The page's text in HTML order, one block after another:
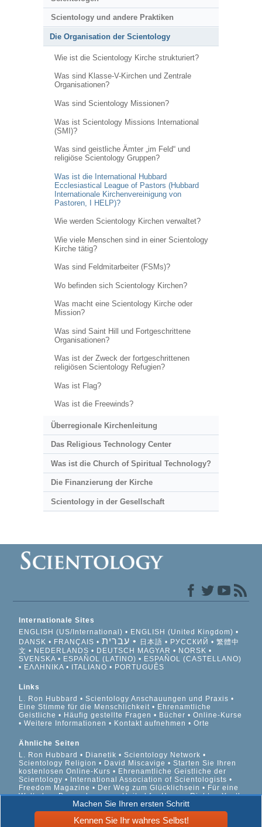
Scientology und andere Praktiken
Die Organisation der Scientology
Wie ist die Scientology Kirche strukturiert?
Was sind Klasse-V-Kirchen und Zentrale
Organisationen?
Was sind Scientology Missionen?
Was ist Scientology Missions International
(SMI)?
Was sind geistliche Ämter „im Feld“ und
religiöse Scientology Gruppen?
Was ist die International Hubbard
Ecclesiastical League of Pastors (Hubbard
Internationale Kirchenvereinigung von
Pastoren, I HELP)?
Wie werden Scientology Kirchen verwaltet?
Wie viele Menschen sind in einer Scientology
Kirche tätig?
Was sind Feldmitarbeiter (FSMs)?
Wo befinden sich Scientology Kirchen?
Was macht eine Scientology Kirche oder
Mission?
Was sind Saint Hill und Fortgeschrittene
Organisationen?
Was ist der Zweck der fortgeschrittenen
religiösen Scientology Refugien?
Was ist Flag?
Was ist die Freewinds?
Überregionale Kirchenleitung
Das Religious Technology Center
Was ist die Church of Spiritual Technology?
Die Finanzierung der Kirche
Scientology in der Gesellschaft
Machen Sie Ihren ersten Schritt
Kennen Sie Ihr wahres Selbst!
Internationale Sites
ENGLISH (US/International)
ENGLISH (United Kingdom)
DANSK
FRANÇAIS עברית 日本語 РУССКИЙ
繁體中
文
NEDERLANDS DEUTSCH MAGYAR
NORSK
SVENSKA
ESPAÑOL (LATINO)
ESPAÑOL (CASTELLANO)
ΕΛΛΗΝΙΚA
ITALIANO PORTUGUÊS
Links
L. Ron Hubbard
Scientology Anschauungen und Praxis
Eine Stimme für die Menschlichkeit
Ehrenamtliche
Geistliche
Häufig gestellte Fragen Bücher
Online-Kurse
Weitere Informationen
Kontakt aufnehmen Orte
Ähnliche Seiten
L. Ron Hubbard
Dianetik
Scientology Network
Scientology Religion
David Miscavige
Starten Sie Ihren
kostenlosen Online-Kurs
Ehrenamtliche Geistliche der
Scientology
International Association of Scientologists
Freedom Magazine
Der Weg zum Glücklichsein
Für eine
Welt ohne Drogenkonsum
United for Human Rights
Youth
for Human Rights
Citizens Commission on Human Rights